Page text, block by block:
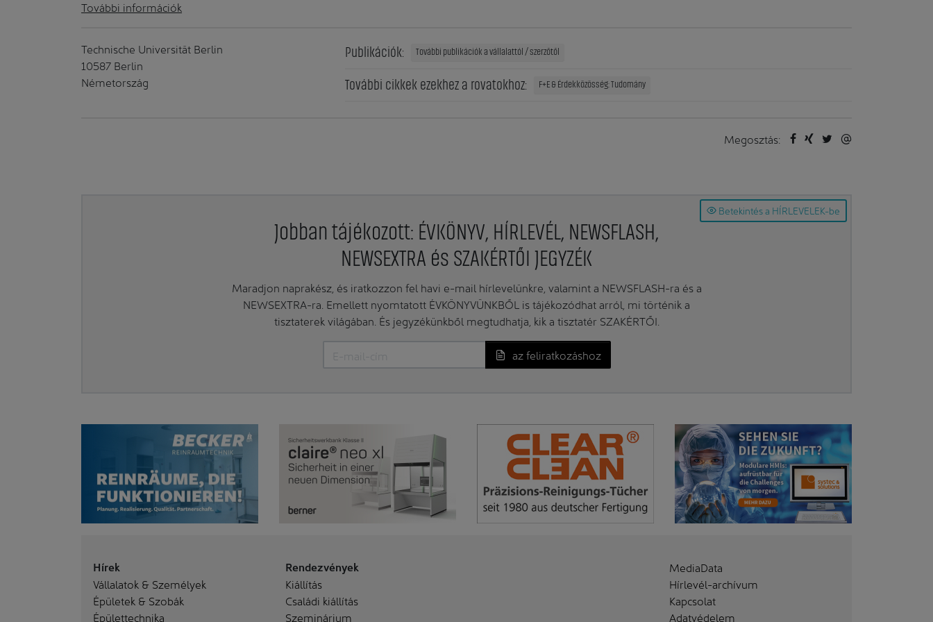
További információk
Technische Universität Berlin
10587 Berlin
Németország
Publikációk: További publikációk a vállalattól / szerzőtől
További cikkek ezekhez a rovatokhoz: F+E & Érdekközösség: Tudomány
Megosztás:
Betekintés a HÍRLEVELEK-be
Jobban tájékozott: ÉVKÖNYV, HÍRLEVÉL, NEWSFLASH,
NEWSEXTRA és SZAKÉRTŐI JEGYZÉK
Maradjon naprakész, és iratkozzon fel havi e-mail hírlevelünkre, valamint a NEWSFLASH-ra és a
NEWSEXTRA-ra. Emellett nyomtatott ÉVKÖNYVÜNKBŐL is tájékozódhat arról, mi történik a
tisztaterek világában. És jegyzékünkből megtudhatja, kik a tisztatér SZAKÉRTŐI.
az feliratkozáshoz
Hírek
Vállalatok & Személyek
Épületek & Szobák
Épülettechnika
Rendezvények
Kiállítás
Családi kiállítás
Szeminárium
MediaData
Hírlevél-archívum
Kapcsolat
Adatvédelem